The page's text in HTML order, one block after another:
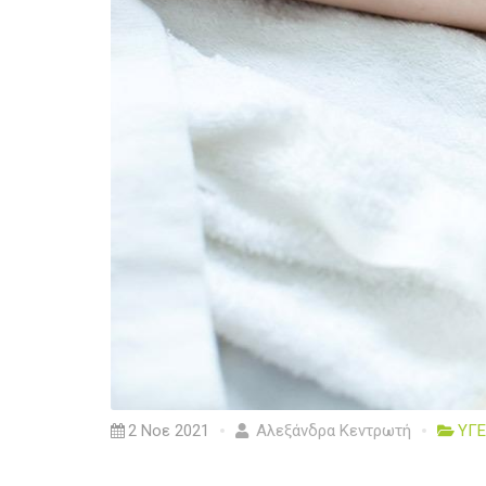
2 Νοε 2021 Αλεξάνδρα Κεντρωτή